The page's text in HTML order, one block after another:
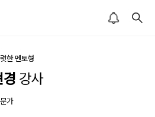
한 멘토형
경 강사
가